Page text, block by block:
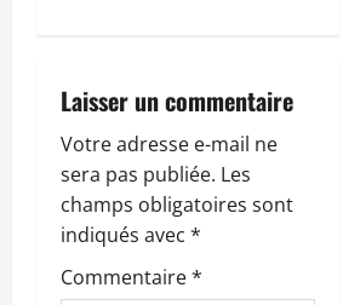
o
n
d
’
Laisser un commentaire
Votre adresse e-mail ne
sera pas publiée. Les
champs obligatoires sont
indiqués avec *
Commentaire*